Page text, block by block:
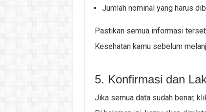
Jumlah nominal yang harus
Pastikan semua informasi
Kesehatan kamu sebelum
5. Konfirmasi dan
Jika semua data sudah benar,